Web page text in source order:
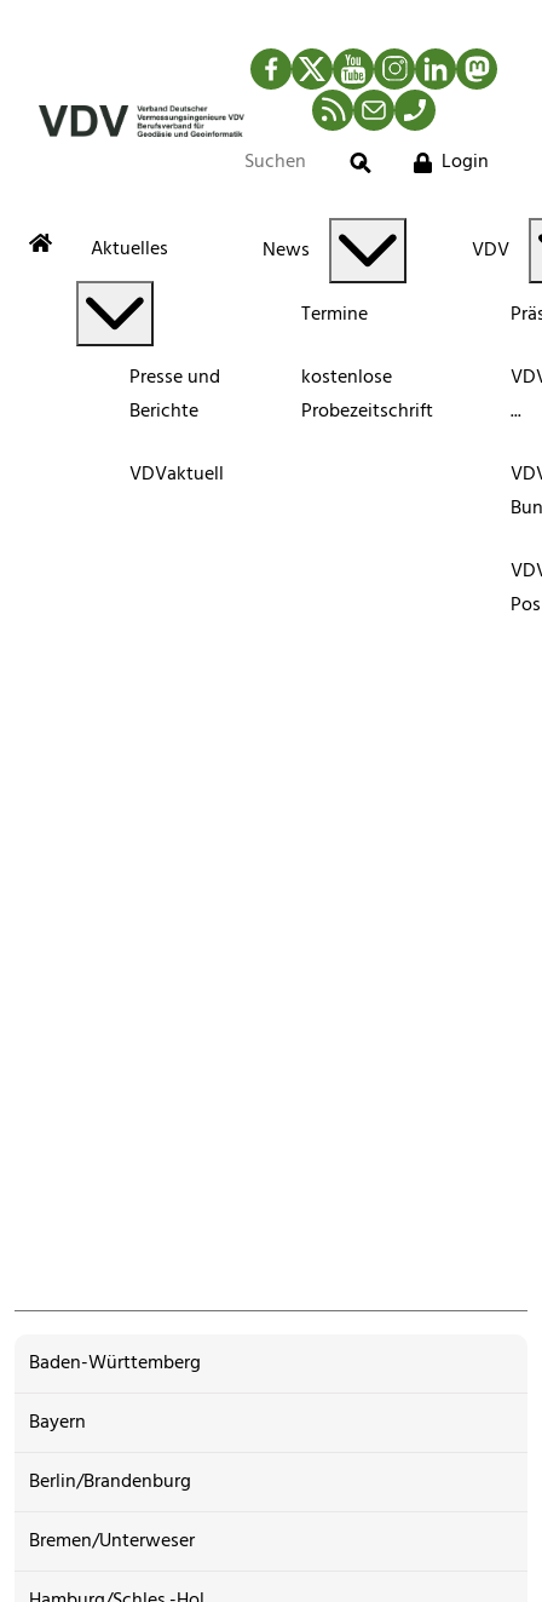
Facebook
TwitterYouTubeInstagram
LinkedIn
RSS-Newsfeed
MailTelefon
Suche
Login
Aktuelles
Presse und
Berichte
VDVaktuell
News
Termine
kostenlose
Probezeitschrift
VDV
...
Baden-Württemberg
Bayern
Berlin/Brandenburg
Bremen/Unterweser